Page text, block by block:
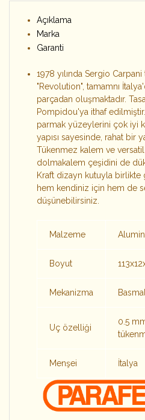
Açıklama
Marka
Garanti
1978 yılında Sergio Carpani
"Revolution", tamamnı
parçadan oluşmaktadır.
Pompidou'ya ithaf
parmak yüzeylerini çok iyi
yapısı sayesinde, rahat bir
Tükenmez kalem ve versatil
dolmakalem çeşidini de
Kraft dizayn kutuyla birlikte
hem kendiniz için hem de
düşünebilirsiniz.
Malzeme
Boyut
Mekanizma
Uç özelliği
0.5
Menşei İtalya